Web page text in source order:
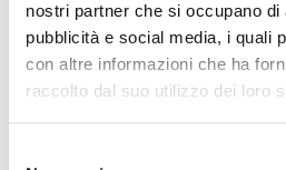
nostri partner che si occupano di
pubblicità e social media, i quali
con altre informazioni che ha
raccolto dal suo utilizzo dei loro
Ascoli Piceno - Pennelli